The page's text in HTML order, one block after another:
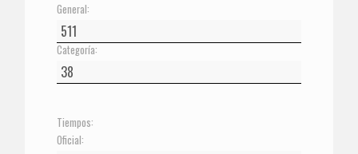
General:
Categoría:
Tiempos:
Oficial: